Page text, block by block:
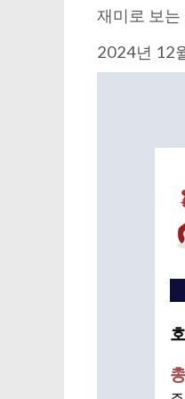
재미로 보
2024년 12